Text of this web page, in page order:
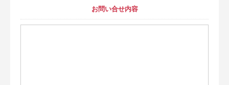
お問い合せ内容